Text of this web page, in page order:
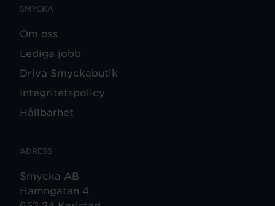
SMYCKA
Om oss
Lediga jobb
Driva Smyckabutik
Integritetspolicy
Hållbarhet
ADRESS
Smycka AB
Hamngatan 4